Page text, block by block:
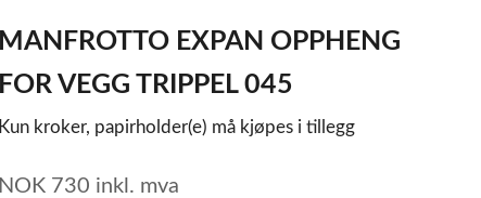
MANFROTTO EXPAN OPPHENG
FOR VEGG TRIPPEL 045
Kun kroker, papirholder(e) må kjøpes i tillegg
NOK 730 inkl. mva